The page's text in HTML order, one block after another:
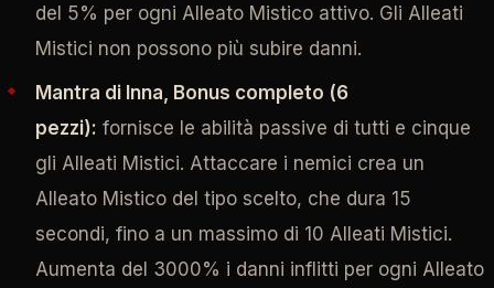
del 5% per ogni Alleato Mistico attivo. Gli Alleati
Mistici non possono più subire danni.
Mantra di Inna, Bonus completo (6
pezzi): fornisce le abilità passive di tutti e cinque
gli Alleati Mistici. Attaccare i nemici crea un
Alleato Mistico del tipo scelto, che dura 15
secondi, fino a un massimo di 10 Alleati Mistici.
Aumenta del 3000% i danni inflitti per ogni Alleato